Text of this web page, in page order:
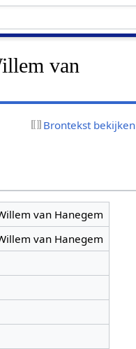
van
Brontekst bekijken
van Hanegem
van Hanegem